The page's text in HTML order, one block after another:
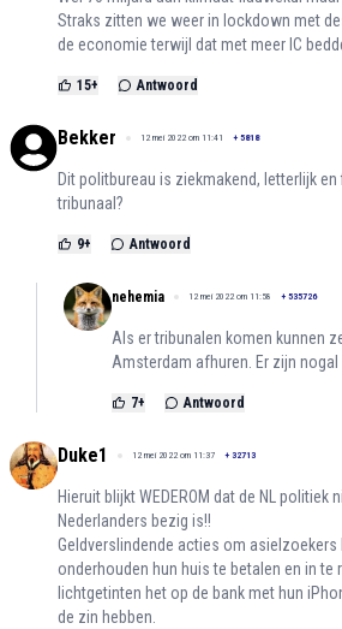
Straks zitten we weer in lockdown met
de economie terwijl dat met meer IC
15+ Antwoord
Bekker 12 mei 2022 om 11:41 + 5818
Dit politbureau is ziekmakend, letterlijk en
tribunaal?
9+ Antwoord
nehemia 12 mei 2022 om 11:58 + 535726
Als er tribunalen komen kunnen
Amsterdam afhuren. Er zijn
7+ Antwoord
Duke1 12 mei 2022 om 11:37 + 32713
Hieruit blijkt WEDEROM dat de NL politiek
Nederlanders bezig is!!
Geldverslindende acties om asielzoekers
onderhouden hun huis te betalen en in te
lichtgetinten het op de bank met hun
de zin hebben.